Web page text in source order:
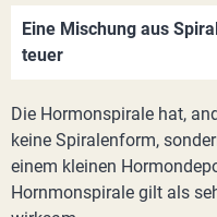
Eine Mischung aus
teuer
Die Hormonspirale hat,
keine Spiralenform,
einem kleinen
Hornmonspirale gilt als